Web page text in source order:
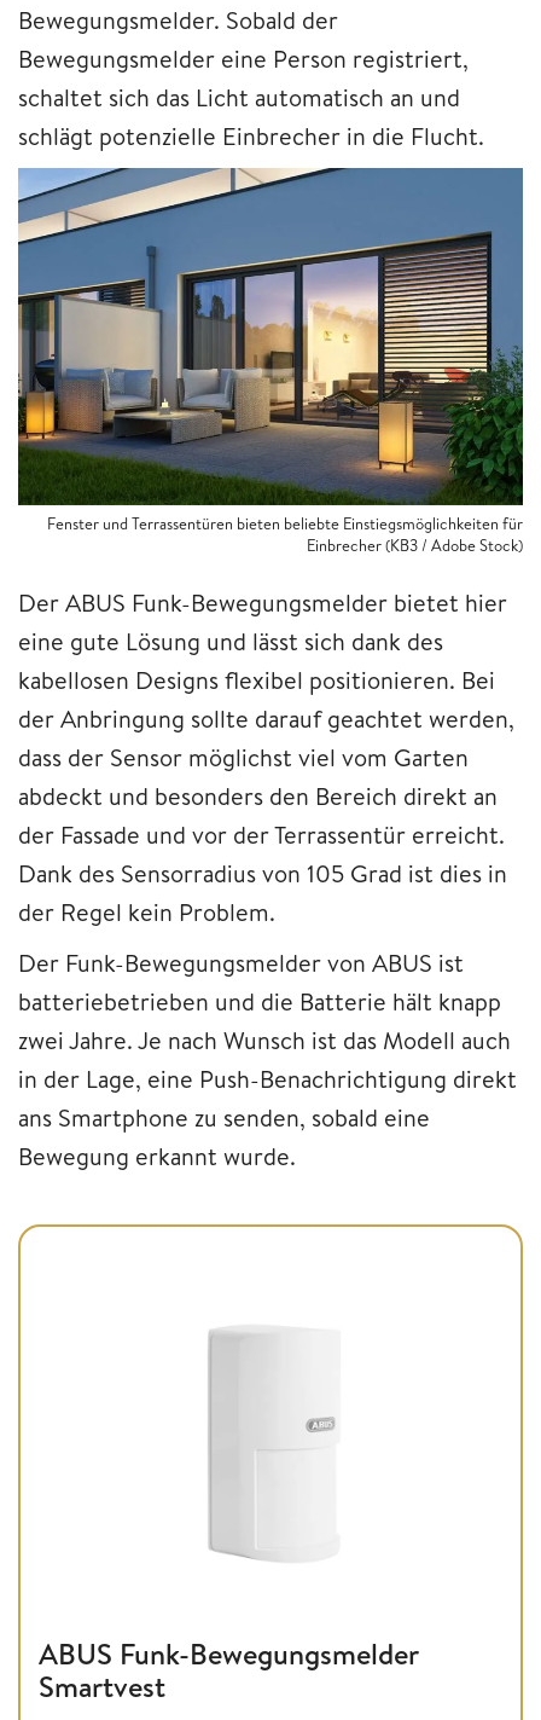
Bewegungsmelder. Sobald der
Bewegungsmelder eine Person registriert,
schaltet sich das Licht automatisch an und
schlägt potenzielle Einbrecher in die Flucht.
Fenster und Terrassentüren bieten beliebte Einstiegsmöglichkeiten für
Einbrecher (KB3 / Adobe Stock)
Der ABUS Funk-Bewegungsmelder bietet hier
eine gute Lösung und lässt sich dank des
kabellosen Designs flexibel positionieren. Bei
der Anbringung sollte darauf geachtet werden,
dass der Sensor möglichst viel vom Garten
abdeckt und besonders den Bereich direkt an
der Fassade und vor der Terrassentür erreicht.
Dank des Sensorradius von 105 Grad ist dies in
der Regel kein Problem.
Der Funk-Bewegungsmelder von ABUS ist
batteriebetrieben und die Batterie hält knapp
zwei Jahre. Je nach Wunsch ist das Modell auch
in der Lage, eine Push-Benachrichtigung direkt
ans Smartphone zu senden, sobald eine
Bewegung erkannt wurde.
ABUS Funk-Bewegungsmelder
Smartvest